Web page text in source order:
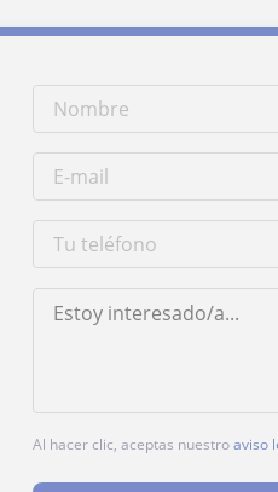
Al hacer clic, aceptas nuestroaviso